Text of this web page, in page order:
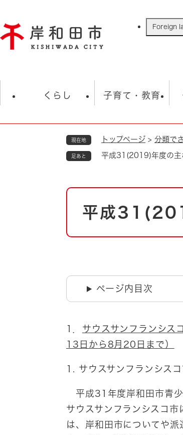
ジ
の
Foreign
くらし
住民票
ごみ・衛生・動物 救急・
防災・防犯 上水道
自然・環境・公園
男女共同参画
地域コ
国際交
子育て・教育
学校 観
現在地 トップページ > 分類で
足あと 平成31(2019)年度の主
本
平成
ページ内目次
1． サウスサンフランシス
13日から8月20日まで）
1. サウスサンフランシス
平成31年度岸和田市青少
サウスサンフランシスコ
は、岸和田市についてや